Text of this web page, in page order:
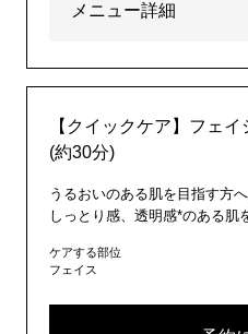
メニュー詳細
【クイックケア】フェ
(約30分)
うるおいのある肌を目指す方へ
しっとり感、透明感*のある肌
ケアする部位
フェイス